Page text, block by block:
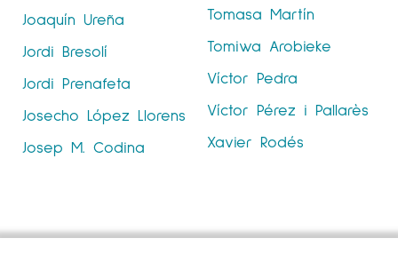
Joaquín Ureña
Jordi Bresolí
Jordi Prenafeta
Josecho López Llorens
Josep M. Codina
Tomasa Martín
Tomiwa Arobieke
Víctor Pedra
Víctor Pérez i Pallarès
Xavier Rodés